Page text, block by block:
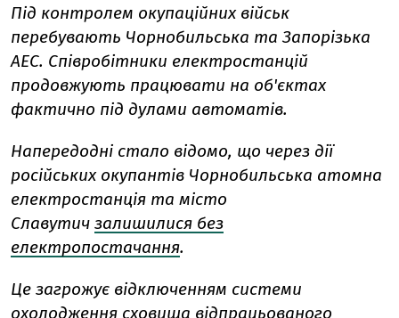
Під контролем окупаційних військ
перебувають Чорнобильська та Запорізька
АЕС. Співробітники електростанцій
продовжують працювати на об'єктах
фактично під дулами автоматів.
Напередодні стало відомо, що через дії
російських окупантів Чорнобильська атомна
електростанція та місто
Славутич залишилися без
електропостачання.
Це загрожує відключенням системи
охолодження сховища відпрацьованого